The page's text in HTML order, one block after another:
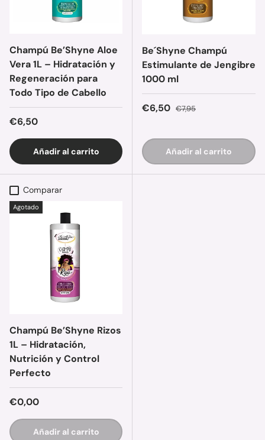
Champú Be’Shyne Aloe
Vera 1L – Hidratación y
Regeneración para
Todo Tipo de Cabello
Precio normal
€6,50
Añadir al carrito
Be´Shyne Champú
Estimulante de Jengibre
1000 ml
Precio de venta
€6,50 Precio normal
€7,95
Añadir al carrito
Comparar
Agotado
Champú Be’Shyne Rizos
1L – Hidratación,
Nutrición y Control
Perfecto
Precio normal
€0,00
Añadir al carrito